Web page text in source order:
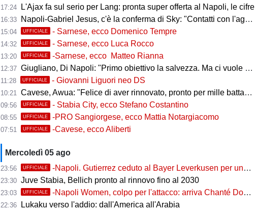
17:24 L'Ajax fa sul serio per Lang: pronta super offerta al Napoli, le cifre
16:33 Napoli-Gabriel Jesus, c'è la conferma di Sky: "Contatti con l'agente, i dettagli"
15:04 UFFICIALE - Sarnese, ecco Domenico Tempre
14:32 UFFICIALE - Sarnese, ecco Luca Rocco
13:20 UFFICIALE -Sarnese, ecco Matteo Rianna
12:37 Giugliano, Di Napoli: "Primo obiettivo la salvezza. Ma ci vuole ambizione"
11:28 UFFICIALE - Giovanni Liguori neo DS
10:21 Cavese, Awua: "Felice di aver rinnovato, pronto per mille battaglie"
09:56 UFFICIALE - Stabia City, ecco Stefano Costantino
08:55 UFFICIALE -PRO Sangiorgese, ecco Mattia Notargiacomo
07:51 UFFICIALE -Cavese, ecco Aliberti
Mercoledì 05 ago
23:56 UFFICIALE -Napoli. Gutierrez ceduto al Bayer Leverkusen per una cifra record
23:30 Juve Stabia, Bellich pronto al rinnovo fino al 2030
23:03 UFFICIALE -Napoli Women, colpo per l'attacco: arriva Chanté Dompig
22:36 Lukaku verso l'addio: dall'America all'Arabia